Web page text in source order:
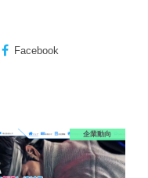
Facebook
企業動向